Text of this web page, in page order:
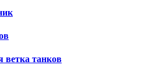
ветка танков